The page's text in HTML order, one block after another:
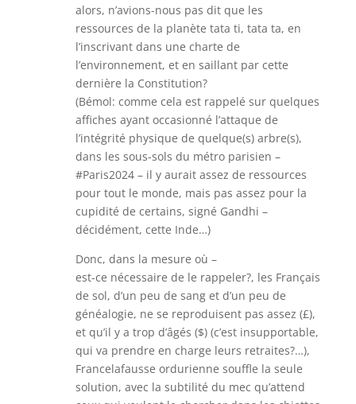
alors, n’avions-nous pas dit que les
ressources de la planète tata ti, tata ta, en
l’inscrivant dans une charte de
l’environnement, et en saillant par cette
dernière la Constitution?
(Bémol: comme cela est rappelé sur quelques
affiches ayant occasionné l’attaque de
l’intégrité physique de quelque(s) arbre(s),
dans les sous-sols du métro parisien –
#Paris2024 – il y aurait assez de ressources
pour tout le monde, mais pas assez pour la
cupidité de certains, signé Gandhi –
décidément, cette Inde…)
Donc, dans la mesure où –
est-ce nécessaire de le rappeler?, les Français
de sol, d’un peu de sang et d’un peu de
généalogie, ne se reproduisent pas assez (£),
et qu’il y a trop d’âgés ($) (c’est insupportable,
qui va prendre en charge leurs retraites?…),
Francelafausse ordurienne souffle la seule
solution, avec la subtilité du mec qu’attend